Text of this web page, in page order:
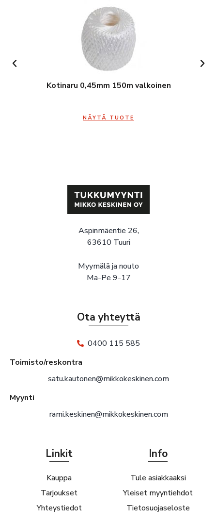
Kotinaru 0,45mm 150m valkoinen
NÄYTÄ TUOTE
Aspinmäentie 26,
63610 Tuuri
Myymälä ja nouto
Ma-Pe 9-17
Ota yhteyttä
0400 115 585
Toimisto/reskontra
satu.kautonen@mikkokeskinen.com
Myynti
rami.keskinen@mikkokeskinen.com
Linkit
Kauppa
Tarjoukset
Yhteystiedot
Info
Tule asiakkaaksi
Yleiset myyntiehdot
Tietosuojaseloste